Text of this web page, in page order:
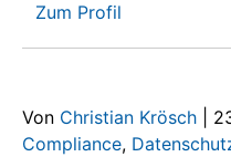
Zum Profil
Von Christian Krösch
Compliance,